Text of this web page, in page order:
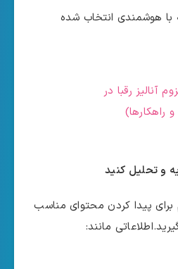
با هوشمندی انتخاب شده
آنالیز رقبا در
راهکارها)
برای پیدا کردن محتوای مناسب
مانند: